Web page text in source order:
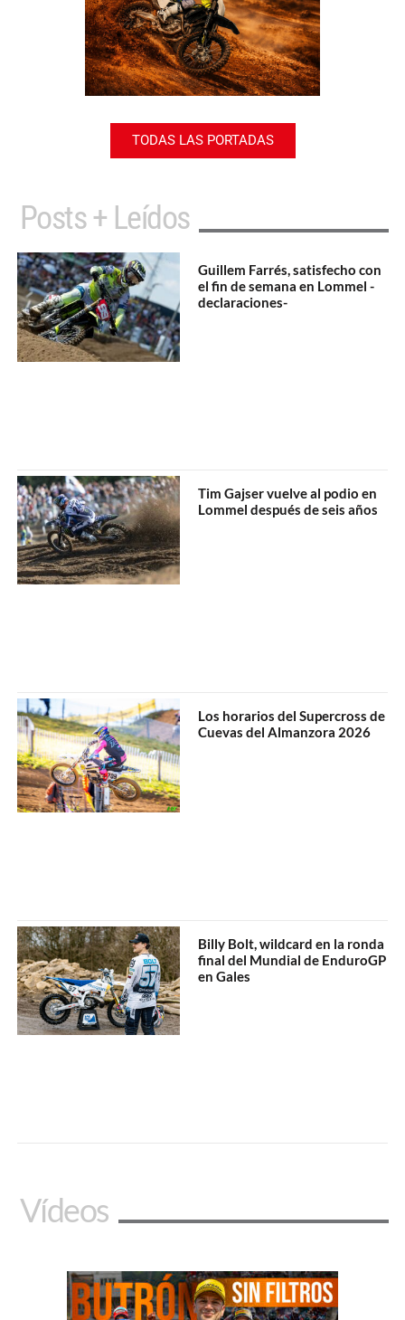
TODAS LAS PORTADAS
Posts + Leídos
Guillem Farrés, satisfecho con
el fin de semana en Lommel -
declaraciones-
Tim Gajser vuelve al podio en
Lommel después de seis años
Los horarios del Supercross de
Cuevas del Almanzora 2026
Billy Bolt, wildcard en la ronda
final del Mundial de EnduroGP
en Gales
Vídeos